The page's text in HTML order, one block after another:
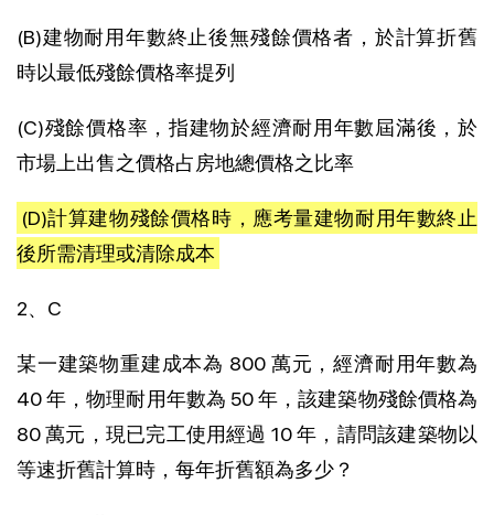
(B)建物耐用年數終止後無殘餘價格者，於計算折舊
時以最低殘餘價格率提列
(C)殘餘價格率，指建物於經濟耐用年數屆滿後，於
市場上出售之價格占房地總價格之比率
(D)計算建物殘餘價格時，應考量建物耐用年數終止
後所需清理或清除成本
2、C
某一建築物重建成本為 800 萬元，經濟耐用年數為
40 年，物理耐用年數為 50 年，該建築物殘餘價格為
80 萬元，現已完工使用經過 10 年，請問該建築物以
等速折舊計算時，每年折舊額為多少？